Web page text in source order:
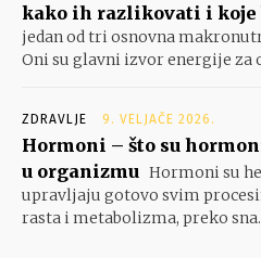
kako ih razlikovati i koje
jedan od tri osnovna
Oni su glavni izvor energije za
ZDRAVLJE 9. VELJAČE 2026.
Hormoni – što su
u organizmu Hormoni su
upravljaju gotovo svim
rasta i metabolizma, preko